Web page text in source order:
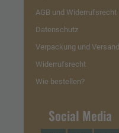
AGB und Widerrufsrecht
Datenschutz
Verpackung und Versand
Widerrufsrecht
Wie bestellen?
Social Media